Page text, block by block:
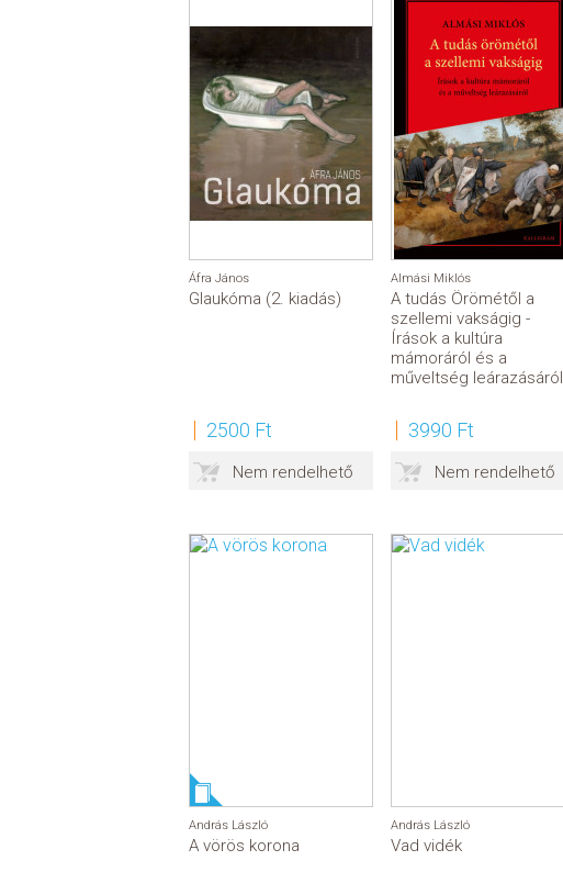
Áfra János
Glaukóma (2. kiadás)
2500 Ft
Nem rendelhető
Almási Miklós
A tudás Örömétől a
szellemi vakságig -
Írások a kultúra
mámoráról és a
műveltség leárazásáról
3990 Ft
Nem rendelhető
András László
A vörös korona
András László
Vad vidék